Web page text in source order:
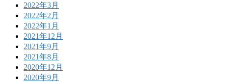
2022年3月
2022年2月
2022年1月
2021年12月
2021年9月
2021年8月
2020年12月
2020年9月